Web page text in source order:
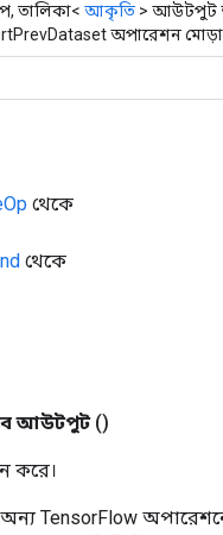
তালিকা< আকৃতি > আউটপুট
অপারেশন
থেকে
থেকে
আউটপুট ()
করে।
TensorFlow